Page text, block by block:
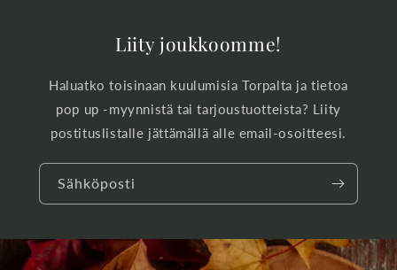
Liity joukkoomme!
Haluatko toisinaan kuulumisia Torpalta ja tietoa
pop up -myynnistä tai tarjoustuotteista? Liity
postituslistalle jättämällä alle email-osoitteesi.
Sähköposti